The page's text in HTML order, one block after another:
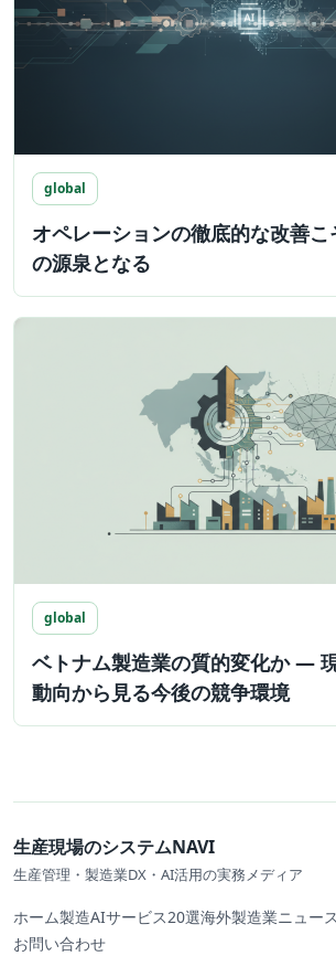
global
オペレーションの徹底的な改善
の源泉となる
global
ベトナム製造業の質的変化か ―
動向から見る今後の競争環境
生産現場のシステムNAVI
生産管理・製造業DX・AI活用の実務メディア
ホーム製造AIサービス20選海外製造業ニュース
お問い合わせ